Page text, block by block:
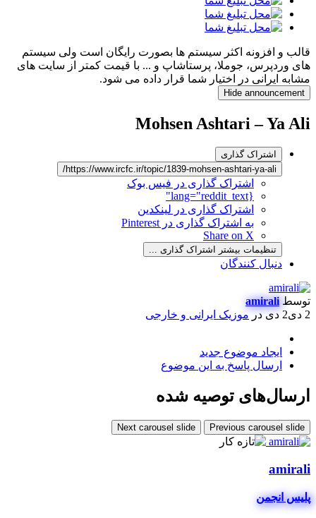
قالب و افزونه اکثر سیستم ها بصورت رایگان است ولی سیستم
های وردپرس، جوملا، پرستاشاپ و ... با قیمت کمتر از سایت های
مشابه ایرانی در اختیار شما قرار داده می شود.
Hide announcement
Mohsen Ashtari – Ya Ali
اشتراک گذاری
https://www.ircfc.ir/topic/1839-mohsen-ashtari-ya-ali/
اشتراک گذاری در فیس بوک
{lang="reddit_text"
اشتراک گذاری در لینکدین
به اشتراک گذاری در Pinterest
Share on X
تنظیمات بیشتر اشتراک گذاری ...
دنبال کنندگان
توسطamirali
2 دی
2 دی در موزیک ایرانی و خارجی
ایجاد موضوع جدید
ارسال پاسخ به این موضوع
ارسال‌های توصیه شده
Previous carousel slide
Next carousel slide
amirali
پلیس انجمن